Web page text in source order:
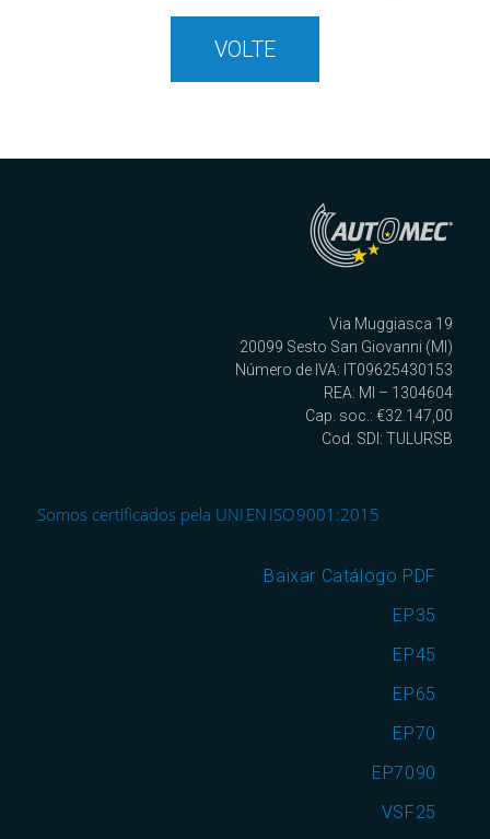
VOLTE
Via Muggiasca 19
20099 Sesto San Giovanni (MI)
Número de IVA: IT09625430153
REA: MI – 1304604
Cap. soc.: €32.147,00
Cod. SDI: TULURSB
Somos certificados pela UNI EN ISO 9001:2015
Baixar Catálogo PDF
EP35
EP45
EP65
EP70
EP7090
VSF25